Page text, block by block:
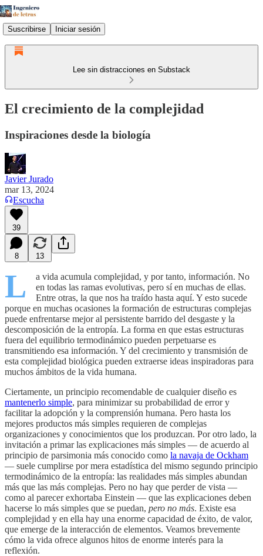
Suscribirse Iniciar sesión
Lee sin distracciones en Substack
El crecimiento de la complejidad
Inspiraciones desde la biología
Javier Jurado
mar 13, 2024
Escucha
39
8 13
L
a vida acumula complejidad, y por tanto, información. No
en todas las ramas evolutivas, pero sí en muchas de ellas.
Entre otras, la que nos ha traído hasta aquí. Y esto sucede
porque en muchas ocasiones la formación de estructuras complejas
puede enfrentarse mejor al persistente barrido del desgaste y la
descomposición de la entropía. La forma en que estas estructuras
fuera del equilibrio termodinámico pueden perpetuarse es
transmitiendo esa información. Y del crecimiento y transmisión de
esta complejidad biológica pueden extraerse ideas inspiradoras para
muchos ámbitos de la vida humana.
Ciertamente, un principio recomendable de cualquier diseño es
mantenerlo simple, para minimizar su probabilidad de error y
facilitar la adopción y la comprensión humana. Pero hasta los
mejores productos más simples requieren de complejas
organizaciones y conocimientos que los produzcan. Por otro lado, la
invitación a primar las explicaciones más simples — de acuerdo al
principio de parsimonia más conocido como la navaja de Ockham
— suele cumplirse por mera estadística del mismo segundo principio
termodinámico de la entropía: las realidades más simples abundan
más que las más complejas. Pero no hay que perder de vista —
como al parecer exhortaba Einstein — que las explicaciones deben
hacerse lo más simples que se puedan, pero no más. Existe esa
complejidad y en ella hay una enorme capacidad de éxito, de valor,
que emerge de la interacción de elementos. Veamos brevemente
cómo la vida ofrece algunos hitos de enorme interés para la
reflexión.